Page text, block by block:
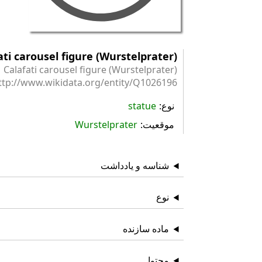
carousel figure (Wurstelprater)
Calafati carousel figure (Wurstelprater)
www.wikidata.org/entity/Q1026196
نوع statue
موقعیت Wurstelprater
شناسه و یادداشت
نوع
ماده سازنده